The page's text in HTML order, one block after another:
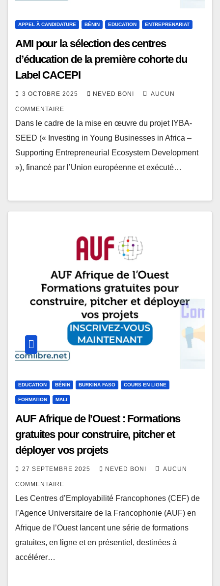
APPEL À CANDIDATURE BÉNIN EDUCATION ENTREPRENARIAT
AMI pour la sélection des centres
d’éducation de la première cohorte du
Label CACEPI
3 OCTOBRE 2025 NEVED BONI AUCUN
COMMENTAIRE
Dans le cadre de la mise en œuvre du projet IYBA-
SEED (« Investing in Young Businesses in Africa –
Supporting Entrepreneurial Ecosystem Development
»), financé par l’Union européenne et exécuté…
EDUCATION BÉNIN BURKINA FASO COURS EN LIGNE
FORMATION MALI
AUF Afrique de l’Ouest : Formations
gratuites pour construire, pitcher et
déployer vos projets
27 SEPTEMBRE 2025 NEVED BONI AUCUN
COMMENTAIRE
Les Centres d’Employabilité Francophones (CEF) de
l’Agence Universitaire de la Francophonie (AUF) en
Afrique de l’Ouest lancent une série de formations
gratuites, en ligne et en présentiel, destinées à
accélérer…